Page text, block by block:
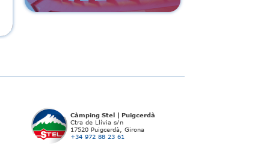
Càmping Stel | Puigcerdà
Ctra de Llívia s/n
17520 Puigcerdà, Girona
+34 972 88 23 61